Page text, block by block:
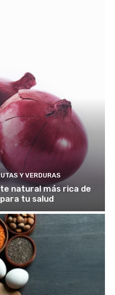
Y VERDURAS
natural más rica de
tu salud